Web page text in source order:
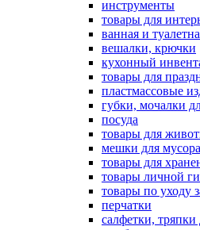
инструменты
товары для
ванная и
вешалки, крючки
кухонный
товары для
пластмассовые
губки, мочалки
посуда
товары для
мешки для
товары для
товары личной
товары по уходу
перчатки
салфетки, тряпки